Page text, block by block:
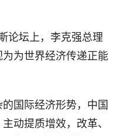
坛上，李克强总理
为世界经济传递正能
国际经济形势，中国
动提质增效，改革、